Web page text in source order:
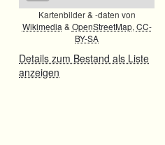
Kartenbilder & -daten von
Wikimedia & OpenStreetMap, CC-
BY-SA
Details zum Bestand als Liste
anzeigen